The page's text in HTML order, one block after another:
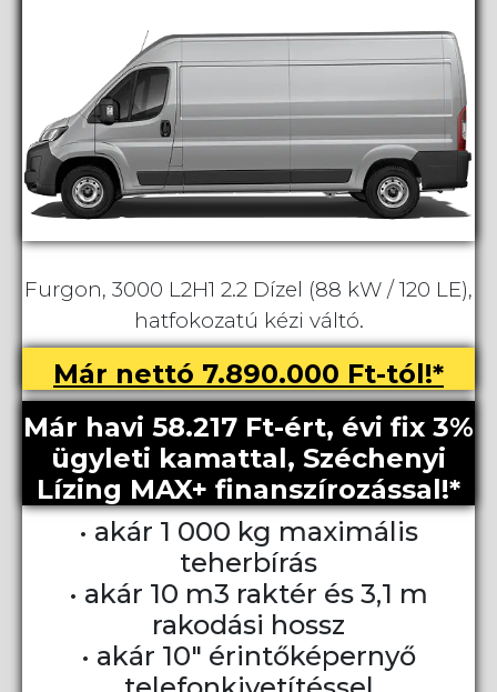
Furgon, 3000 L2H1 2.2 Dízel (88 kW / 120 LE),
hatfokozatú kézi váltó.
Már nettó 7.890.000 Ft-tól!*
Már havi 58.217 Ft-ért, évi fix 3%
ügyleti kamattal, Széchenyi
Lízing MAX+ finanszírozással!*
• akár 1 000 kg maximális
teherbírás
• akár 10 m3 raktér és 3,1 m
rakodási hossz
• akár 10" érintőképernyő